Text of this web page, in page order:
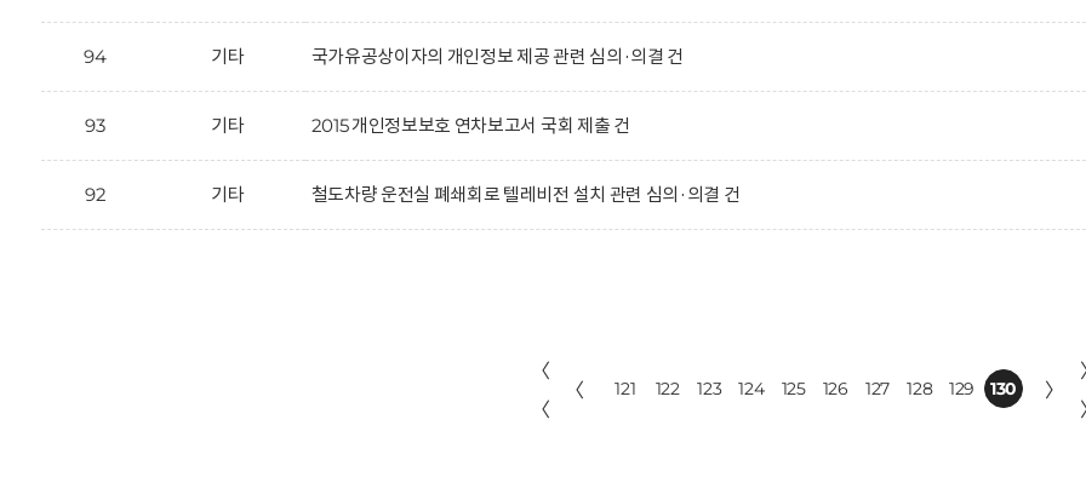
94 기타 국가유공상이자의 개인정보 제공 관련 심의·의결 건
93 기타 2015 개인정보보호 연차보고서 국회 제출 건
92 기타 철도차량 운전실 폐쇄회로 텔레비전 설치 관련 심의·의결 건
〈
〈
〈 121 122 123 124 125 126 127 128 129 130 〉